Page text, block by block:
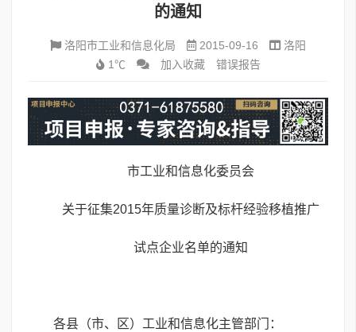
的通知
洛阳市工业和信息化局 2015-09-16
洛阳
1℃
加入收藏 错误报告
市工业和信息化委员会
关于征集2015年质量诊断及标杆经验移植推广
试点企业名单的通知
各县（市、区）工业和信息化主管部门：